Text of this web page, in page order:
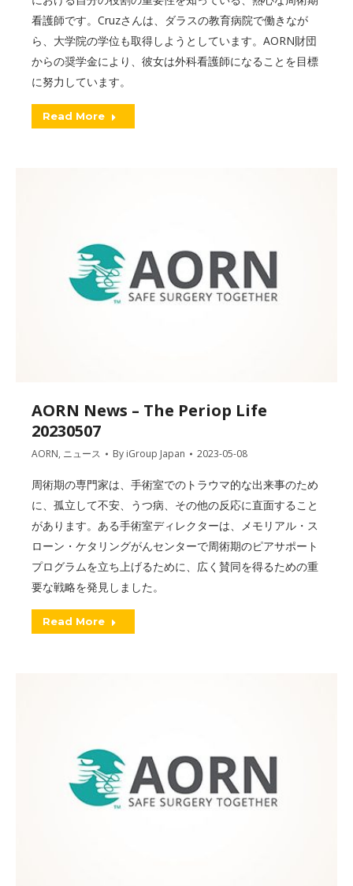
看護師です。Cruzさんは、ダラスの教育病院で働きなが
ら、大学院の学位も取得しようとしています。AORN財団
からの奨学金により、彼女は外科看護師になることを目標
に努力しています。
Read More
AORN News – The Periop Life
20230507
AORN, ニュース By iGroup Japan 2023-05-08
周術期の専門家は、手術室でのトラウマ的な出来事のため
に、孤立して不安、うつ病、その他の反応に直面すること
があります。ある手術室ディレクターは、メモリアル・ス
ローン・ケタリングがんセンターで周術期のピアサポート
プログラムを立ち上げるために、広く賛同を得るための重
要な戦略を発見しました。
Read More